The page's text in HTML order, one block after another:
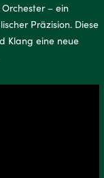
– ein
Präzision. Diese
Klang eine neue